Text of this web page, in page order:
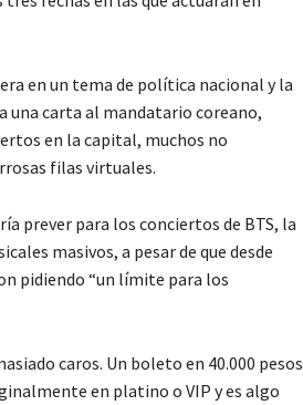
en un tema de política nacional y la
una carta al mandatario coreano,
en la capital, muchos no
filas virtuales.
prever para los conciertos de BTS, la
masivos, a pesar de que desde
pidiendo “un límite para los
caros. Un boleto en 40.000 pesos
en platino o VIP y es algo